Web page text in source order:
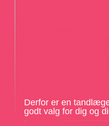
Derfor er en
godt valg for dig og